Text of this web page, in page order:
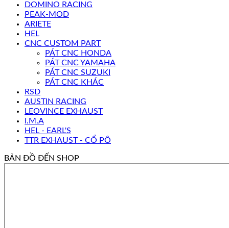
DOMINO RACING
PEAK-MOD
ARIETE
HEL
CNC CUSTOM PART
PÁT CNC HONDA
PÁT CNC YAMAHA
PÁT CNC SUZUKI
PÁT CNC KHÁC
RSD
AUSTIN RACING
LEOVINCE EXHAUST
I.M.A
HEL - EARL'S
TTR EXHAUST - CỔ PÔ
BẢN ĐỒ ĐẾN SHOP